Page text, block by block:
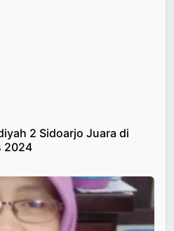
2 Sidoarjo Juara di
2024